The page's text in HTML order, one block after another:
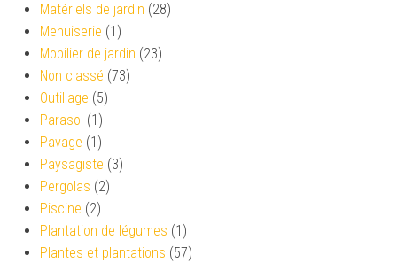
Matériels de jardin (28)
Menuiserie (1)
Mobilier de jardin (23)
Non classé (73)
Outillage (5)
Parasol (1)
Pavage (1)
Paysagiste (3)
Pergolas (2)
Piscine (2)
Plantation de légumes (1)
Plantes et plantations (57)